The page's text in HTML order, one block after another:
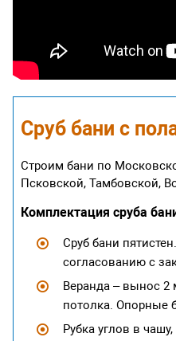
Сруб бани с
Строим бани по
Псковской, Тамбовской,
Комплектация сруба
Сруб бани
согласованию с
Веранда – вынос 2
потолка. Опорные
Рубка углов в